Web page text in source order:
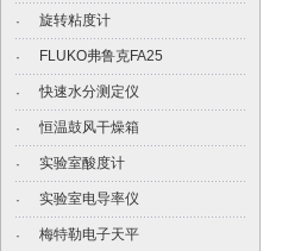
· 旋转粘度计
· FLUKO弗鲁克FA25
· 快速水分测定仪
· 恒温鼓风干燥箱
· 实验室酸度计
· 实验室电导率仪
· 梅特勒电子天平